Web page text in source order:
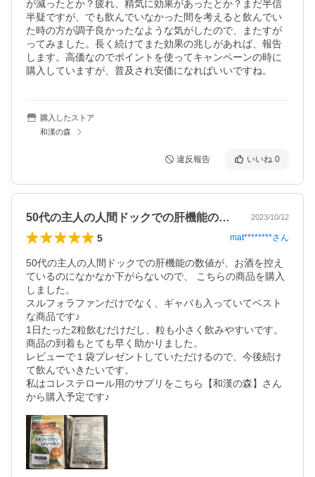
が減ったとか？疲れ、精気に効果があったとか？まだ半信
半疑ですが、でも飲んでいなかった間を考えると飲んでい
た時の方が調子良かったなような気がしたので、またすが
ってみました。長く続けてまた効果の兆しがあれば、報告
します。高価なのでポイントを使ってキャンペーンの時に
購入していますが、普及され安価になればいいですね。
購入したストア
和漢の森
違反報告 いいね 0
50代の主人の人間ドックでの肝機能の数… 2023/10/12
5 mat********さん
50代の主人の人間ドックでの肝機能の数値が、お酒を控え
ているのになかなか下がらないので、 こちらの商品を購入
しました。
スルフォラファンだけでなく、ギャバも入っていてベスト
な商品です♪
1日たった2粒飲むだけだし、粒も小さく飲みやすいです。
商品の到着もとても早く助かりました。
レビューで１袋プレゼントしていただけるので、今後続け
て飲んでいきたいです。
私はコレステロール用のサプリをこちら【和漢の森】さん
から購入予定です♪